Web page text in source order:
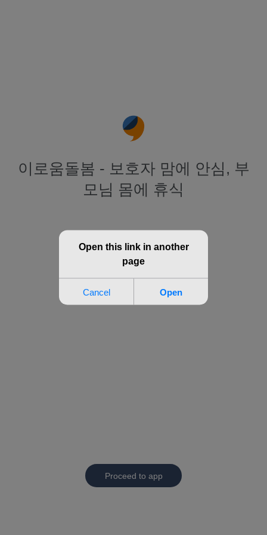
이로움돌봄 - 보호자 맘에 안심, 부
모님 몸에 휴식
Proceed to app